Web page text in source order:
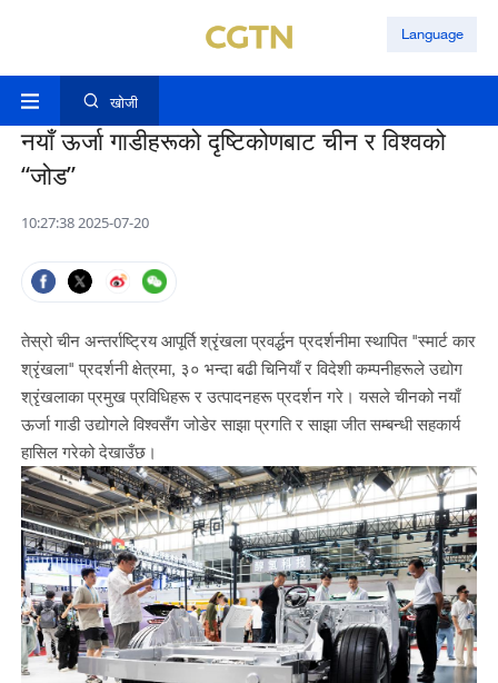
Language
खोजी
नयाँ ऊर्जा गाडीहरूको दृष्टिकोणबाट चीन र विश्वको
“जोड”
10:27:38 2025-07-20
तेस्रो चीन अन्तर्राष्ट्रिय आपूर्ति श्रृंखला प्रवर्द्धन प्रदर्शनीमा स्थापित "स्मार्ट कार
श्रृंखला" प्रदर्शनी क्षेत्रमा, ३० भन्दा बढी चिनियाँ र विदेशी कम्पनीहरूले उद्योग
श्रृंखलाका प्रमुख प्रविधिहरू र उत्पादनहरू प्रदर्शन गरे। यसले चीनको नयाँ
ऊर्जा गाडी उद्योगले विश्वसँग जोडेर साझा प्रगति र साझा जीत सम्बन्धी सहकार्य
हासिल गरेको देखाउँछ।